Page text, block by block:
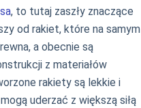
, to tutaj zaszły znaczące
od rakiet, które na samym
a obecnie są
z materiałów
rakiety są lekkie i
uderzać z większą siłą